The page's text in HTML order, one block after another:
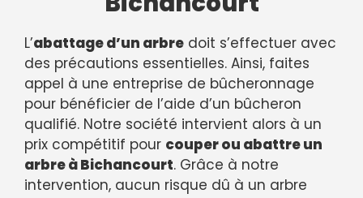
L’abattage d’un arbre doit s’effectuer avec
des précautions essentielles. Ainsi, faites
appel à une entreprise de bûcheronnage
pour bénéficier de l’aide d’un bûcheron
qualifié. Notre société intervient alors à un
prix compétitif pour couper ou abattre un
arbre à Bichancourt. Grâce à notre
intervention, aucun risque dû à un arbre